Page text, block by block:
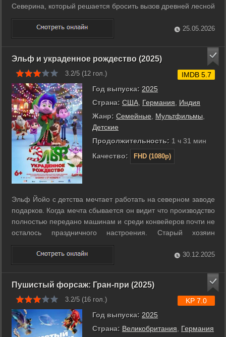
Северина, который решается бросить вызов древней лесной
магии. Теперь он вынужден помогать своей подруге
Золушке, оставаясь в обличье пушистого зверька. Эта
анимационная история смещает ...
25.05.2026
Эльф и украденное рождество (2025)
3.2/5 (12 гол.)
Год выпуска: 2025
Страна: США Германия
Индия
Жанр: Семейные Мультфильмы
Детские
Продолжительность: 1 ч 31 мин
Качество:
FHD (1080p)
IMDB 5.7
Эльф Йойо с детства мечтает работать на северном заводе
подарков. Когда мечта сбывается он видит что производство
полностью передано машинам и среди конвейеров почти не
осталось праздничного настроения. Старый хозяин
мастерской исчез и никто не понимает где его искать. В это
время злодейка Кибер Скрудж взламывает систему
безопасности завода и ...
30.12.2025
Пушистый форсаж: Гран-при (2025)
3.2/5 (16 гол.)
Год выпуска: 2025
Страна: Великобритания
Германия
KP 7.0